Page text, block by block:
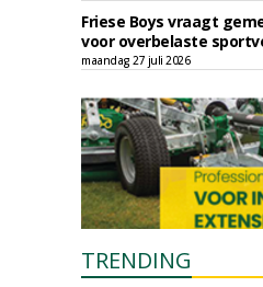
Friese Boys vraagt
voor overbelaste
maandag 27 juli 2026
TRENDING